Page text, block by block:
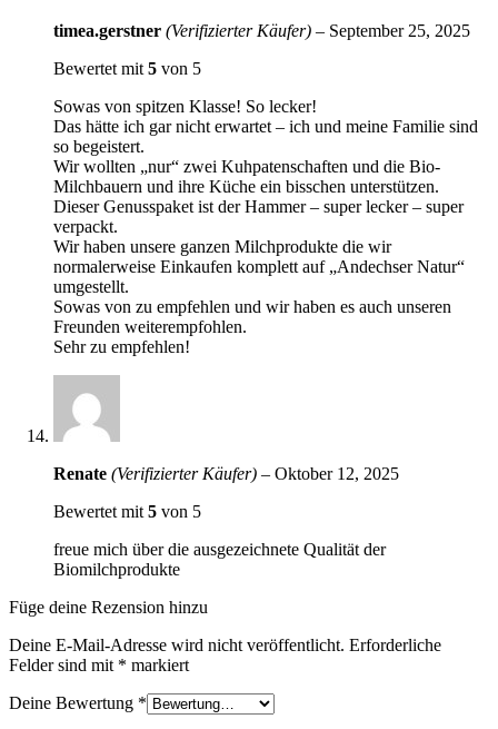
timea.gerstner (Verifizierter Käufer) – September 25, 2025
Bewertet mit 5 von 5
Sowas von spitzen Klasse! So lecker!
Das hätte ich gar nicht erwartet – ich und meine Familie sind
so begeistert.
Wir wollten „nur“ zwei Kuhpatenschaften und die Bio-
Milchbauern und ihre Küche ein bisschen unterstützen.
Dieser Genusspaket ist der Hammer – super lecker – super
verpackt.
Wir haben unsere ganzen Milchprodukte die wir
normalerweise Einkaufen komplett auf „Andechser Natur“
umgestellt.
Sowas von zu empfehlen und wir haben es auch unseren
Freunden weiterempfohlen.
Sehr zu empfehlen!
Renate (Verifizierter Käufer) – Oktober 12, 2025
Bewertet mit 5 von 5
freue mich über die ausgezeichnete Qualität der
Biomilchprodukte
Füge deine Rezension hinzu
Deine E-Mail-Adresse wird nicht veröffentlicht. Erforderliche
Felder sind mit * markiert
Deine Bewertung *